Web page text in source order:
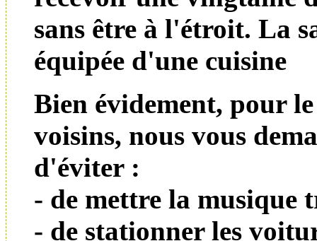
sans être à l'étroit. La
équipée d'une cuisine
Bien évidement, pour
voisins, nous vous
d'éviter :
- de mettre la musique
- de stationner les